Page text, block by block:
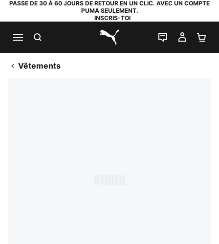
PASSE DE 30 À 60 JOURS DE RETOUR EN UN CLIC. AVEC UN COMPTE
PUMA SEULEMENT.
INSCRIS-TOI
PUMA.com
LIVE CHAT
MON
Vêtements